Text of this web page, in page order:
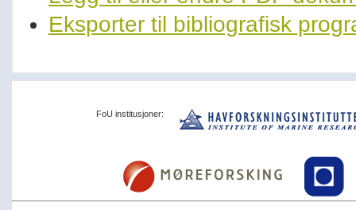
Eksporter til bibliografisk
FoU institusjoner: